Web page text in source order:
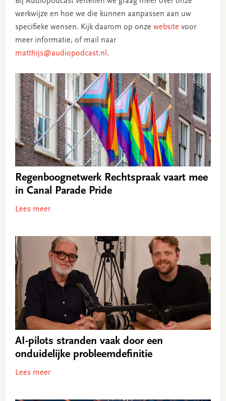
werkwijze en hoe we die kunnen aanpassen aan uw
specifieke wensen. Kijk daarom op onze website voor
meer informatie, of mail naar
matthijs@audiopodcast.nl .
Regenboognetwerk Rechtspraak vaart mee
in Canal Parade Pride
Lees meer
AI-pilots stranden vaak door een
onduidelijke probleemdefinitie
Lees meer